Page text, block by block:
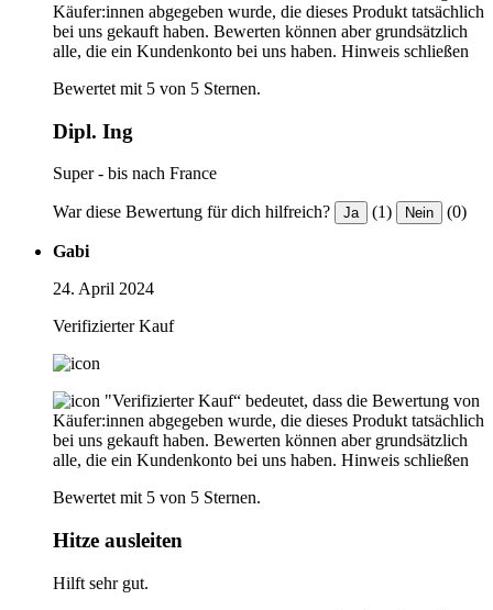
Käufer:innen abgegeben wurde, die dieses Produkt tatsächlich
bei uns gekauft haben. Bewerten können aber grundsätzlich
alle, die ein Kundenkonto bei uns haben. Hinweis schließen
Bewertet mit 5 von 5 Sternen.
Dipl. Ing
Super - bis nach France
War diese Bewertung für dich hilfreich? Ja (1) Nein (0)
Gabi
24. April 2024
Verifizierter Kauf
"Verifizierter Kauf“ bedeutet, dass die Bewertung von
Käufer:innen abgegeben wurde, die dieses Produkt tatsächlich
bei uns gekauft haben. Bewerten können aber grundsätzlich
alle, die ein Kundenkonto bei uns haben. Hinweis schließen
Bewertet mit 5 von 5 Sternen.
Hitze ausleiten
Hilft sehr gut.